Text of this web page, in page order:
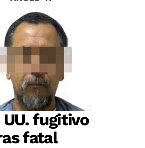
UU. fugitivo
fatal